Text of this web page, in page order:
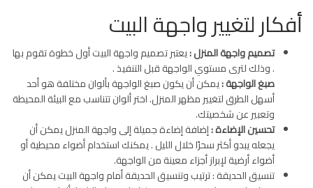
أفكار لتغيير واجهة البيت
تصميم واجهة المنزل :يعتبر تصميم واجهة البيت أول خطوة تقوم بها
. وذلك لترى مستوي الواجهة قبل التنفيذ .
صبغ الواجهة :يمكن أن يكون صبغ الواجهة بألوان مختلفة هو أحد
أسهل الطرق لتغيير مظهر المنزل. اختر ألوان تتناسب مع البيئة المحيطة
وتعبير عن شخصيتك.
تحسين الإضاءة :إضافة إضاءة جميلة إلى واجهة المنزل يمكن أن
يجعله يبدو أكثر سحرًا خلال الليل . يمكنك استخدام أضواء محيطية أو
أضواء أرضية لإبراز أجزاء معينة من الواجهة.
تنسيق الحديقة : ترتيب وتنسيق الحديقة أمام واجهة البيت يمكن أن